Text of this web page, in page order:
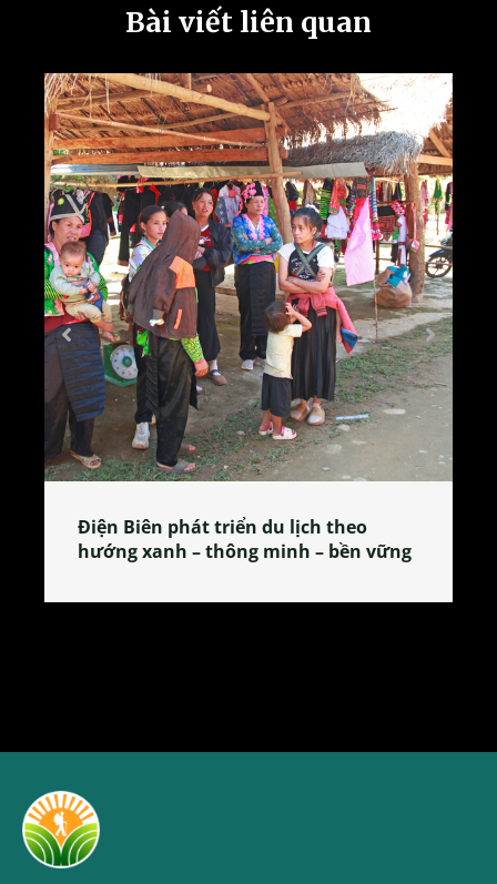
Bài viết liên quan
Làng làm bánh tẻ Phú Nhi – nơi lan
tỏa đặc sản xứ Đoài